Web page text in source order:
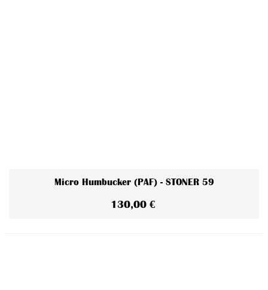
Micro Humbucker (PAF) - STONER 59
130,00 €